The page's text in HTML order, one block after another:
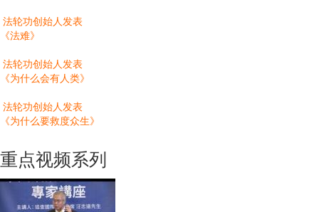
法轮功创始人发表
《法难》
法轮功创始人发表
《为什么会有人类》
法轮功创始人发表
《为什么要救度众生》
重点视频系列